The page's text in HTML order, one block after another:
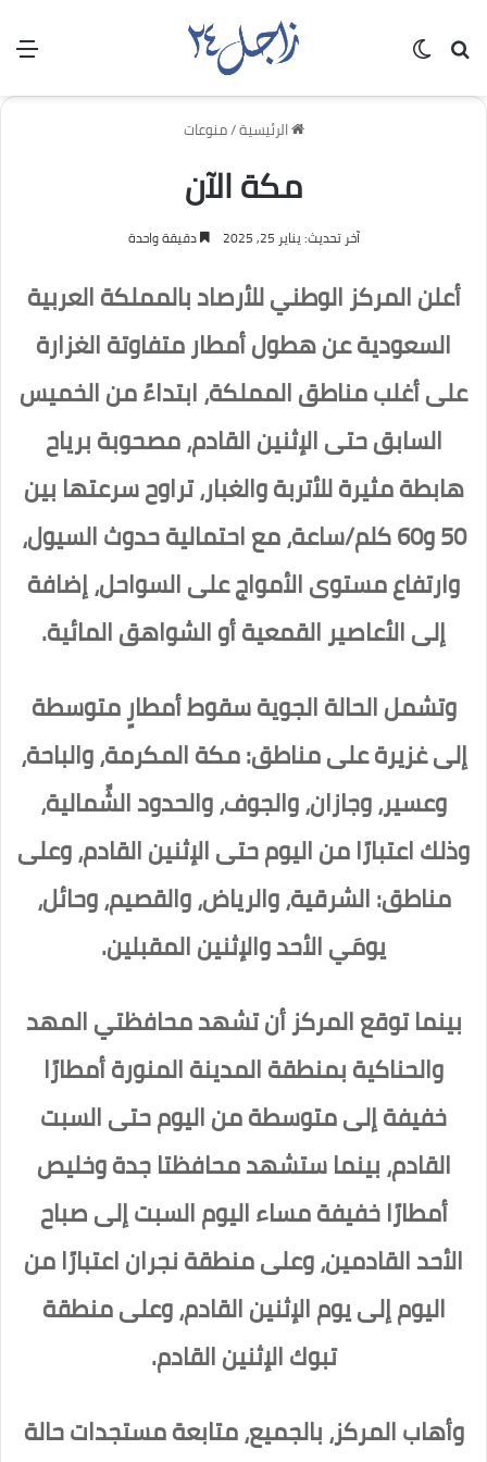
بحث عن
الرئيسية/منوعات
مكة الآن
آخر تحديث: يناير 25, 2025 دقيقة واحدة
أعلن المركز الوطني للأرصاد بالمملكة العربية
السعودية عن هطول أمطار متفاوتة الغزارة
على أغلب مناطق المملكة، ابتداءً من الخميس
السابق حتى الإثنين القادم، مصحوبة برياح
هابطة مثيرة للأتربة والغبار، تراوح سرعتها بين
50 و60 كلم/ساعة، مع احتمالية حدوث السيول،
وارتفاع مستوى الأمواج على السواحل، إضافة
إلى الأعاصير القمعية أو الشواهق المائية.
وتشمل الحالة الجوية سقوط أمطارٍ متوسطة
إلى غزيرة على مناطق: مكة المكرمة، والباحة،
وعسير، وجازان، والجوف، والحدود الشِّمالية،
وذلك اعتبارًا من اليوم حتى الإثنين القادم، وعلى
مناطق: الشرقية، والرياض، والقصيم، وحائل،
يومَي الأحد والإثنين المقبلين.
بينما توقع المركز أن تشهد محافظتي المهد
والحناكية بمنطقة المدينة المنورة أمطارًا
خفيفة إلى متوسطة من اليوم حتى السبت
القادم، بينما ستشهد محافظتا جدة وخليص
أمطارًا خفيفة مساء اليوم السبت إلى صباح
الأحد القادمين، وعلى منطقة نجران اعتبارًا من
اليوم إلى يوم الإثنين القادم، وعلى منطقة
تبوك الإثنين القادم.
وأهاب المركز، بالجميع، متابعة مستجدات حالة